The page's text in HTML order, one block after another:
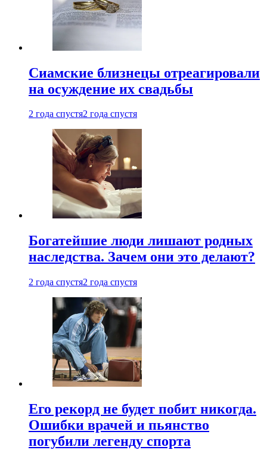
Cиамские близнецы отреагировали
на осуждение их свадьбы
2 года спустя2 года спустя
Богатейшие люди лишают родных
наследства. Зачем они это делают?
2 года спустя2 года спустя
Его рекорд не будет побит никогда.
Ошибки врачей и пьянство
погубили легенду спорта